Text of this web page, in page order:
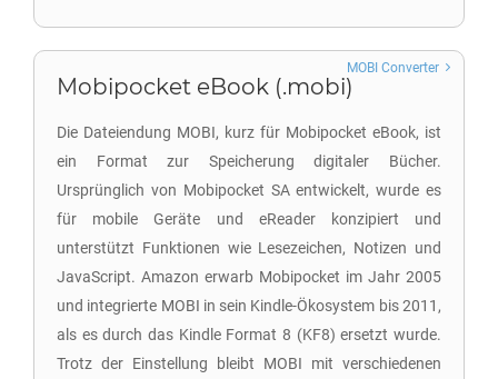
Mobipocket eBook (.mobi)
Die Dateiendung MOBI, kurz für Mobipocket eBook, ist
ein Format zur Speicherung digitaler Bücher.
Ursprünglich von Mobipocket SA entwickelt, wurde es
für mobile Geräte und eReader konzipiert und
unterstützt Funktionen wie Lesezeichen, Notizen und
JavaScript. Amazon erwarb Mobipocket im Jahr 2005
und integrierte MOBI in sein Kindle-Ökosystem bis 2011,
als es durch das Kindle Format 8 (KF8) ersetzt wurde.
Trotz der Einstellung bleibt MOBI mit verschiedenen
MOBI Converter